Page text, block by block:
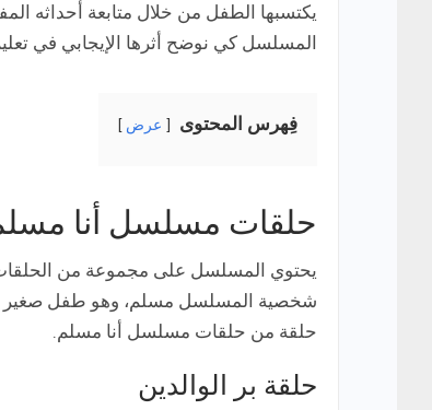
يكتسبها الطفل من خلال متابعة أحداثه
المسلسل كي نوضح أثرها الإيجابي في
فِهرس المحتوى عرض
حلقات مسلسل أنا
يحتوي المسلسل على مجموعة من
شخصية المسلسل مسلم، وهو طفل صغير
حلقة من حلقات مسلسل أنا مسلم.
حلقة بر الوالدين